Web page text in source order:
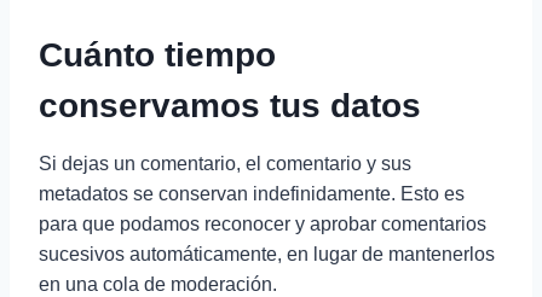
Cuánto tiempo
conservamos tus datos
Si dejas un comentario, el comentario y sus
metadatos se conservan indefinidamente. Esto es
para que podamos reconocer y aprobar comentarios
sucesivos automáticamente, en lugar de mantenerlos
en una cola de moderación.